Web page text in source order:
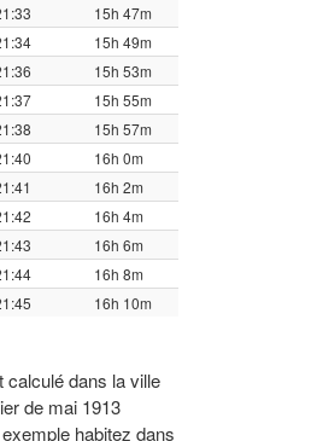
15h 47m
15h 49m
15h 53m
15h 55m
15h 57m
16h 0m
16h 2m
16h 4m
16h 6m
16h 8m
16h 10m
calculé dans la ville
de mai 1913
habitez dans